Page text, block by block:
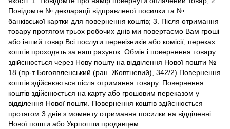
Повідомте № декларації відправленої посилки та №
банківської картки для повернення коштів; 3. Після отримання
товару протягом трьох робочих днів ми повертаємо Вам гроші
або інший товар Всі послуги перевізників або комісії, переказ
коштів проходять за наш рахунок. Обмін і повернення товару
здійснюється через Нову пошту на відділення Нової пошти №
18 (пр-т Богоявленський (ран. Жовтневий), 342/2) Повернення
коштів здійснюється після отримання товару. Повернення
коштів здійснюється на карту або грошовим переказом у
відділення Нової пошти. Повернення коштів здійснюється
протягом 3 днів з моменту отримання посилки на відділенні
Нової пошти або Укрпошти продавцем.